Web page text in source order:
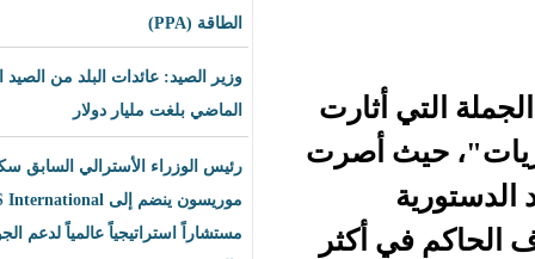
وزير الصيد: عائدات البلد من الصيد العام
الماضي بلغت مليار دولار
رئيس الوزراء الأسترالي السابق سكوت
موريسون ينضم إلى BLS International
مستشاراً استراتيجياً عالمياً لدعم الجودة
أصرت
أكثر